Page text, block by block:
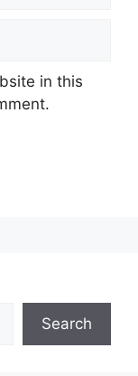
in this
Search